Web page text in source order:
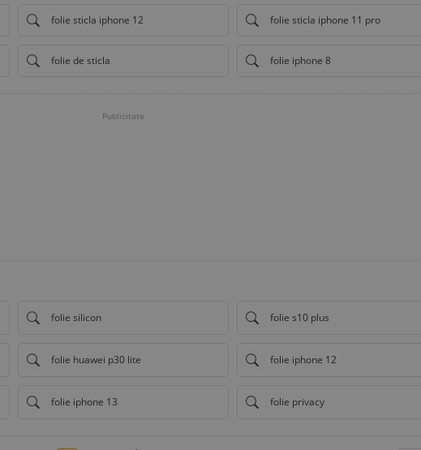
folie sticla iphone 12 folie sticla iphone 11 pro
folie de sticla folie iphone 8
Publicitate
folie silicon folie s10 plus
folie huawei p30 lite folie iphone 12
folie iphone 13 folie privacy